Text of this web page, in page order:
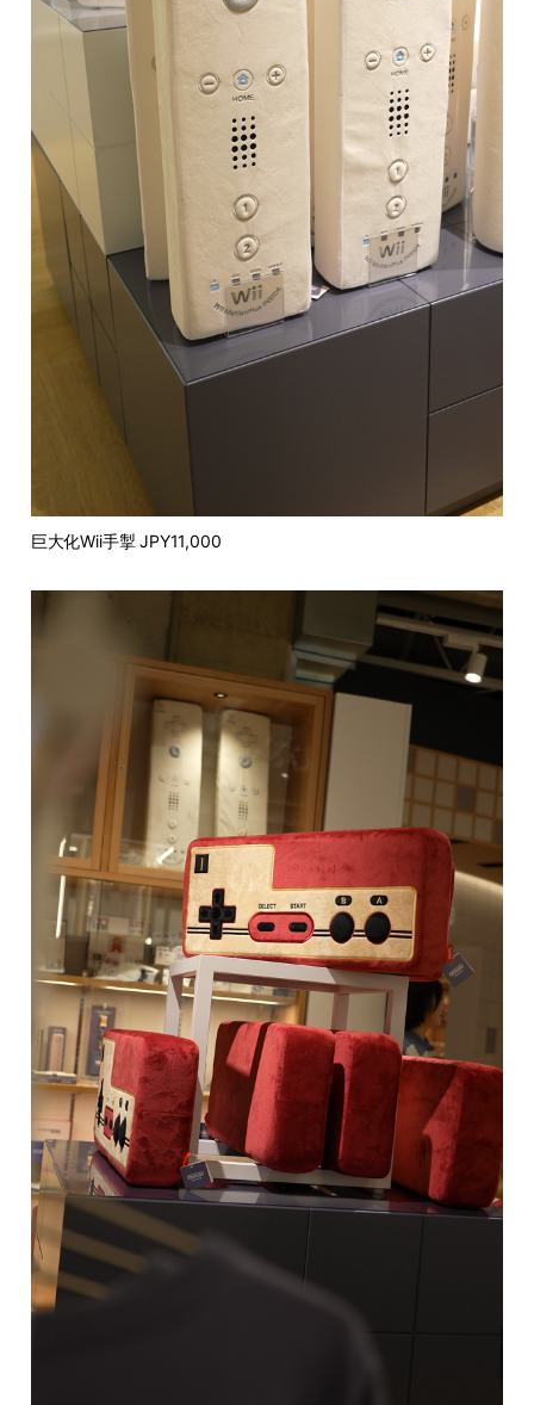
巨大化Wii手掣 JPY11,000